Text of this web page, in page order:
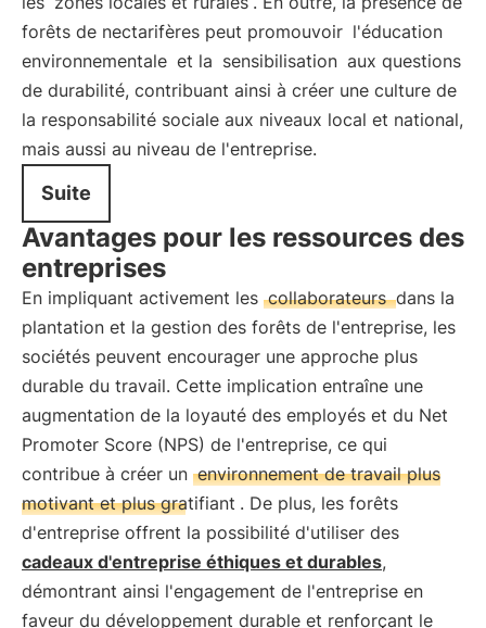
forêts de nectarifères peut promouvoir l'éducation
environnementale et la sensibilisation aux questions
de durabilité, contribuant ainsi à créer une culture de
la responsabilité sociale aux niveaux local et national,
mais aussi au niveau de l'entreprise.
Suite
Avantages pour les ressources des
entreprises
En impliquant activement les collaborateurs dans la
plantation et la gestion des forêts de l'entreprise, les
sociétés peuvent encourager une approche plus
durable du travail. Cette implication entraîne une
augmentation de la loyauté des employés et du Net
Promoter Score (NPS) de l'entreprise, ce qui
contribue à créer un environnement de travail plus
motivant et plus gratifiant . De plus, les forêts
d'entreprise offrent la possibilité d'utiliser des
cadeaux d'entreprise éthiques et durables,
démontrant ainsi l'engagement de l'entreprise en
faveur du développement durable et renforçant le